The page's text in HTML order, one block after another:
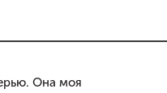
Она моя